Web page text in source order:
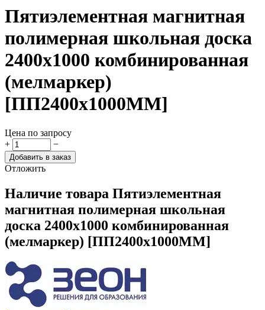
Пятиэлементная магнитная
полимерная школьная доска
2400х1000 комбинированная
(мелмаркер)
[ПП2400х1000ММ]
Цена по запросу
+
−
Добавить в заказ
Отложить
Наличие товара Пятиэлементная
магнитная полимерная школьная
доска 2400х1000 комбинированная
(мелмаркер) [ПП2400х1000ММ]